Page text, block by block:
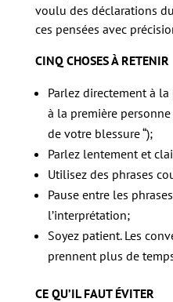
voulu des déclarations
ces pensées avec
CINQ CHOSES À RETENIR
Parlez directement à
à la première
de votre blessure “);
Parlez lentement et
Utilisez des phrases
Pause entre les
l’interprétation;
Soyez patient. Les
prennent plus de
CE QU’IL FAUT ÉVITER